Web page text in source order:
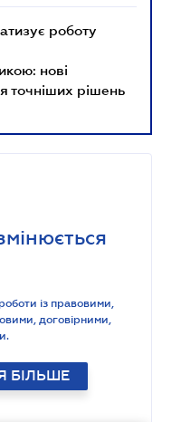
роботу
нові
точніших рішень
із правовими,
договірними,
БІЛЬШЕ